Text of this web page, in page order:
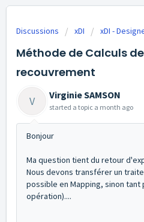
Discussions xDI xDI -
Méthode de Calculs
recouvrement
V Virginie SAMSON
started a topic a month ago
Bonjour
Ma question tient du retour
Nous devons transférer un
possible en Mapping, sinon tant
opération)....